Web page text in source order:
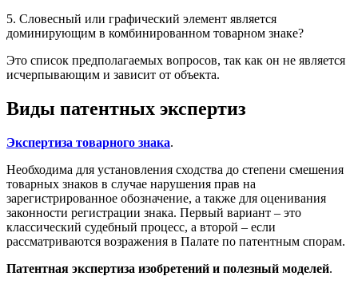
5. Словесный или графический элемент является
доминирующим в комбинированном товарном знаке?
Это список предполагаемых вопросов, так как он не является
исчерпывающим и зависит от объекта.
Виды патентных экспертиз
Экспертиза товарного знака.
Необходима для установления сходства до степени смешения
товарных знаков в случае нарушения прав на
зарегистрированное обозначение, а также для оценивания
законности регистрации знака. Первый вариант – это
классический судебный процесс, а второй – если
рассматриваются возражения в Палате по патентным спорам.
Патентная экспертиза изобретений и полезный моделей.